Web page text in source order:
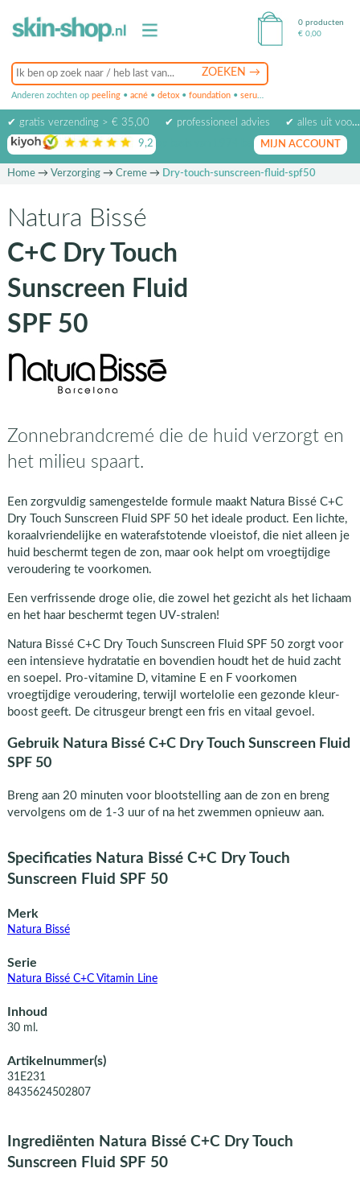
Anderen zochten op peeling • acné • detox • foundation • serum
0 producten
€ 0,00
✔ gratis verzending > € 35,00 ✔ professioneel advies
✔ alles uit voorraad leverbaar
9,2 op basis van beoordelingen
MIJN ACCOUNT
Home→ Verzorging→ Creme→ Dry-touch-sunscreen-fluid-spf50
Natura Bissé
C+C Dry Touch
Sunscreen Fluid
SPF 50
Zonnebrandcremé die de huid verzorgt en
het milieu spaart.
Een zorgvuldig samengestelde formule maakt Natura Bissé C+C
Dry Touch Sunscreen Fluid SPF 50 het ideale product. Een lichte,
koraalvriendelijke en waterafstotende vloeistof, die niet alleen je
huid beschermt tegen de zon, maar ook helpt om vroegtijdige
veroudering te voorkomen.
Een verfrissende droge olie, die zowel het gezicht als het lichaam
en het haar beschermt tegen UV-stralen!
Natura Bissé C+C Dry Touch Sunscreen Fluid SPF 50 zorgt voor
een intensieve hydratatie en bovendien houdt het de huid zacht
en soepel. Pro-vitamine D, vitamine E en F voorkomen
vroegtijdige veroudering, terwijl wortelolie een gezonde kleur-
boost geeft. De citrusgeur brengt een fris en vitaal gevoel.
Gebruik Natura Bissé C+C Dry Touch Sunscreen Fluid
SPF 50
Breng aan 20 minuten voor blootstelling aan de zon en breng
vervolgens om de 1-3 uur of na het zwemmen opnieuw aan.
Specificaties Natura Bissé C+C Dry Touch
Sunscreen Fluid SPF 50
Merk
Natura Bissé
Serie
Natura Bissé C+C Vitamin Line
Inhoud
30 ml.
Artikelnummer(s)
31E231
8435624502807
Ingrediënten Natura Bissé C+C Dry Touch
Sunscreen Fluid SPF 50